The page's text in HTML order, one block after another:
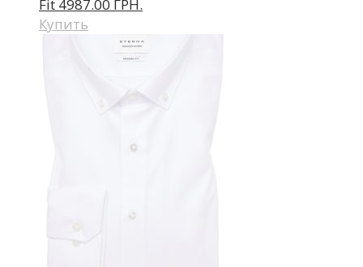
Fit 4987.00 ГРН.
Купить